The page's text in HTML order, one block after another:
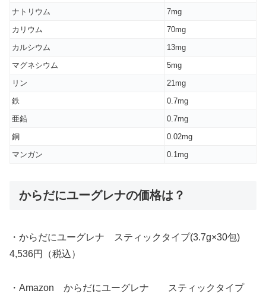
ナトリウム
7mg
カリウム
70mg
カルシウム
13mg
マグネシウム
5mg
リン
21mg
鉄
0.7mg
亜鉛
0.7mg
銅
0.02mg
マンガン
0.1mg
からだにユーグレナの価格は？
・からだにユーグレナ スティックタイプ(3.7g×30包)
4,536円（税込）
・Amazon からだにユーグレナ スティックタイプ